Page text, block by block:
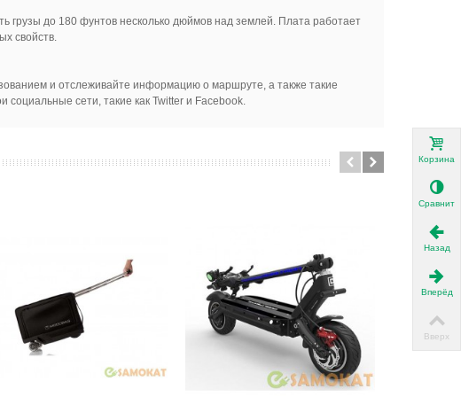
грузы до 180 фунтов несколько дюймов над землей. Плата работает
свойств.
и отслеживайте информацию о маршруте, а также такие
социальные сети, такие как Twitter и Facebook.
Корзина
Сравнить
Назад
Вперёд
Вверх